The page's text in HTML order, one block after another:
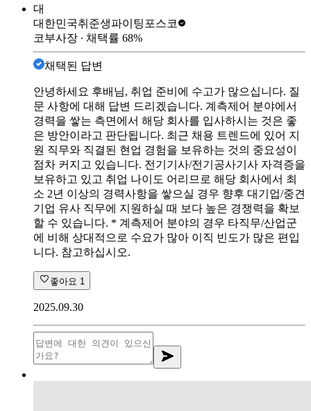
대
대한민국취준생파이팅 포스코
코부사장 ∙ 채택률 68%
채택된 답변
안녕하세요 후배님, 취업 준비에 수고가 많으십니다. 질
문 사항에 대해 답변 드리겠습니다. 계측제어 분야에서
경력을 쌓는 측면에서 해당 회사를 입사하시는 것은 좋
은 방안이라고 판단됩니다. 최근 채용 트렌드에 있어 지
원 직무와 직결된 현업 경험을 보유하는 것의 중요성이
점차 커지고 있습니다. 전기기사/전기공사기사 자격증을
보유하고 있고 취업 나이도 어리므로 해당 회사에서 최
소 2년 이상의 경력사항을 쌓으실 경우 향후 대기업/중견
기업 유사 직무에 지원하실 때 보다 높은 경쟁력을 확보
할 수 있습니다. * 계측제어 분야의 경우 타직무/산업군
에 비해 상대적으로 수요가 많아 이직 빈도가 많은 편입
니다. 참고하십시오.
좋아요 1
2025.09.30